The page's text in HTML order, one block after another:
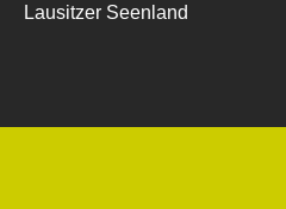
Lausitzer Seenland